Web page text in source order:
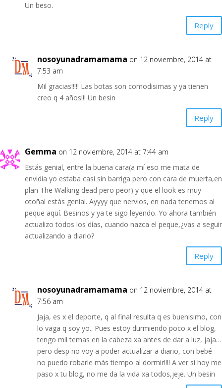
Un beso.
Reply
nosoyunadramamama on 12 noviembre, 2014 at
7:53 am
Mil gracias!!!!! Las botas son comodisimas y ya tienen
creo q 4 años!!! Un besin
Reply
Gemma on 12 noviembre, 2014 at 7:44 am
Estás genial, entre la buena cara(a mí eso me mata de
envidia yo estaba casi sin barriga pero con cara de muerta,en
plan The Walking dead pero peor) y que el look es muy
otoñal estás genial. Ayyyy que nervios, en nada tenemos al
peque aquí. Besinos y ya te sigo leyendo. Yo ahora también
actualizo todos los días, cuando nazca el peque,¿vas a seguir
actualizando a diario?
Reply
nosoyunadramamama on 12 noviembre, 2014 at
7:56 am
Jaja, es x el deporte, q al final resulta q es buenisimo, con
lo vaga q soy yo.. Pues estoy durmiendo poco x el blog,
tengo mil temas en la cabeza xa antes de dar a luz, jaja…
pero desp no voy a poder actualizar a diario, con bebé
no puedo robarle más tiempo al dormir!!!! A ver si hoy me
paso x tu blog, no me da la vida xa todos,jeje. Un besin